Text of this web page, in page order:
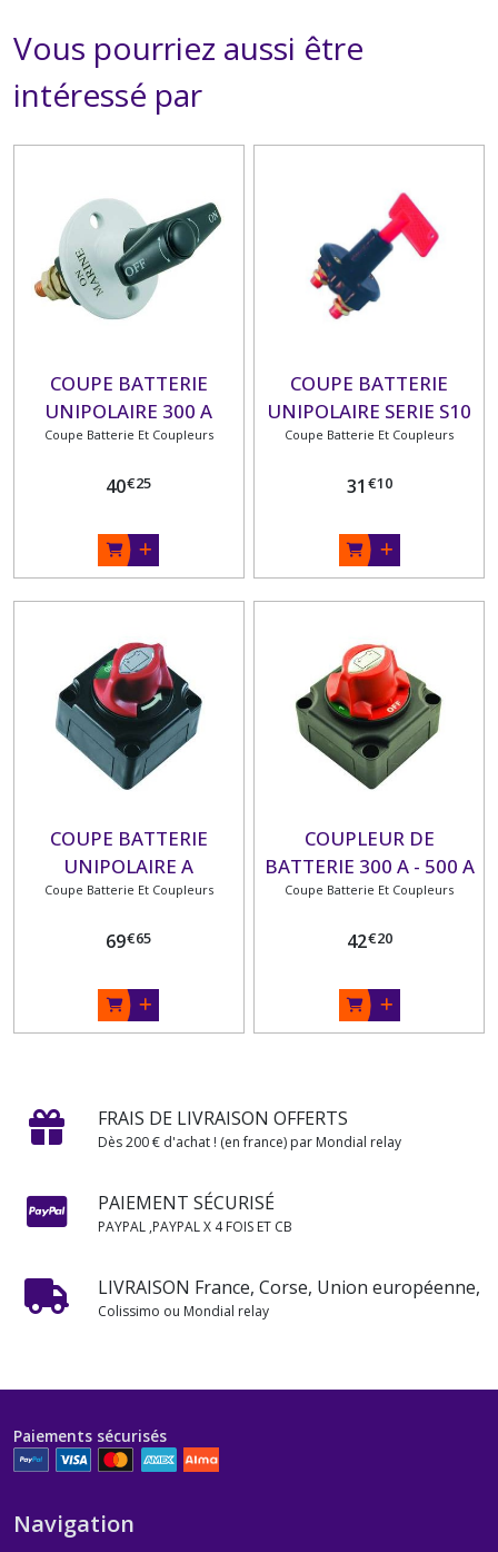
Vous pourriez aussi être
intéressé par
COUPE BATTERIE
UNIPOLAIRE 300 A
Coupe Batterie Et Coupleurs
40€25
COUPE BATTERIE
UNIPOLAIRE SERIE S10
12/24V
Coupe Batterie Et Coupleurs
31 €10
COUPE BATTERIE
UNIPOLAIRE A
MOLETTE
Coupe Batterie Et Coupleurs
69€65
COUPLEUR DE
BATTERIE 300 A - 500 A
Coupe Batterie Et Coupleurs
42€20
FRAIS DE LIVRAISON OFFERTS
Dès 200 € d'achat ! (en france) par Mondial relay
PAIEMENT SÉCURISÉ
PAYPAL ,PAYPAL X 4 FOIS ET CB
LIVRAISON France, Corse, Union européenne,
Colissimo ou Mondial relay
Paiements sécurisés
Navigation